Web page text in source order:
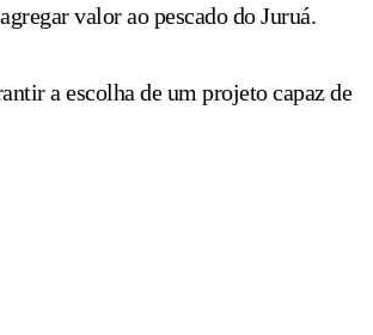
valor ao pescado do Juruá.
a escolha de um projeto capaz de